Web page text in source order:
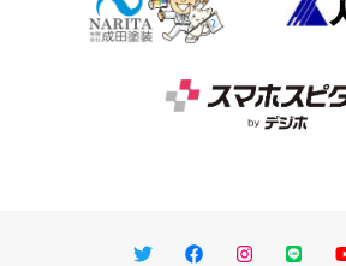
TwitterFacebookInstagram
LINE